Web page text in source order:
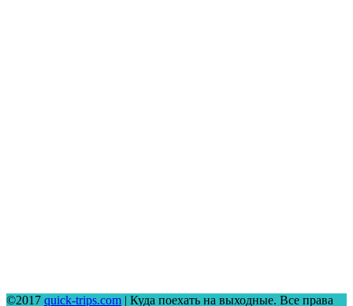
©2017 quick-trips.com | Куда поехать на выходные. Все права